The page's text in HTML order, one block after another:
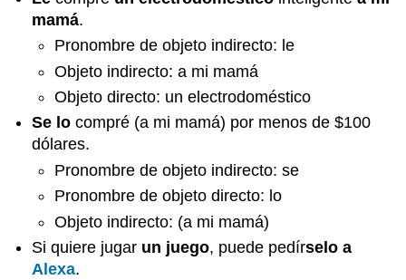
mamá.
Pronombre de objeto indirecto: le
Objeto indirecto: a mi mamá
Objeto directo: un electrodoméstico
Se lo compré (a mi mamá) por menos de $100
dólares.
Pronombre de objeto indirecto: se
Pronombre de objeto directo: lo
Objeto indirecto: (a mi mamá)
Si quiere jugar un juego, puede pedírselo a
Alexa.